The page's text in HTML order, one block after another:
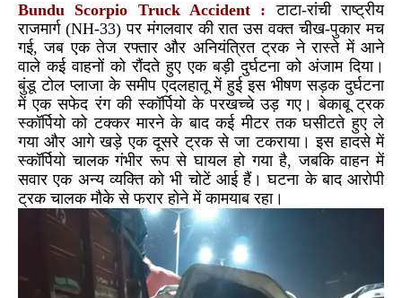
Bundu Scorpio Truck Accident :टाटा-रांची राष्ट्रीय
राजमार्ग (NH-33) पर मंगलवार की रात उस वक्त चीख-पुकार मच
गई, जब एक तेज रफ्तार और अनियंत्रित ट्रक ने रास्ते में आने
वाले कई वाहनों को रौंदते हुए एक बड़ी दुर्घटना को अंजाम दिया।
बुंडू टोल प्लाजा के समीप एदलहातू में हुई इस भीषण सड़क दुर्घटना
में एक सफेद रंग की स्कॉर्पियो के परखच्चे उड़ गए। बेकाबू ट्रक
स्कॉर्पियो को टक्कर मारने के बाद कई मीटर तक घसीटते हुए ले
गया और आगे खड़े एक दूसरे ट्रक से जा टकराया। इस हादसे में
स्कॉर्पियो चालक गंभीर रूप से घायल हो गया है, जबकि वाहन में
सवार एक अन्य व्यक्ति को भी चोटें आई हैं। घटना के बाद आरोपी
ट्रक चालक मौके से फरार होने में कामयाब रहा।